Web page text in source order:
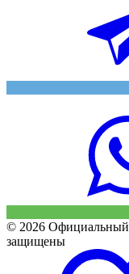
© 2026 Официальный
защищены